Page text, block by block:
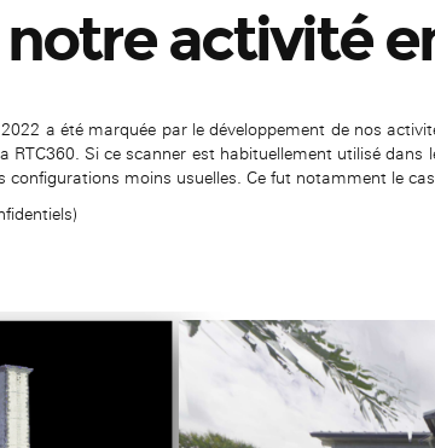
notre activité
a été marquée par le développement de nos
RTC360. Si ce scanner est habituellement utilisé
configurations moins usuelles. Ce fut notamment le